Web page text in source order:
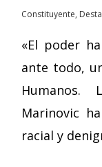
Constituyente,
«El poder
ante todo,
Humanos.
Marinovic
racial y